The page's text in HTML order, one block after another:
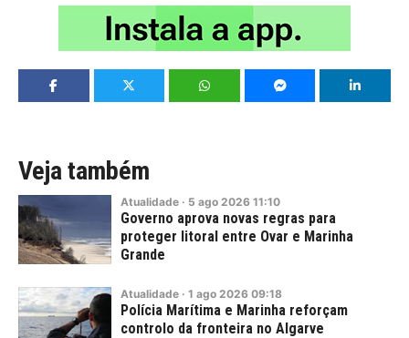
Veja também
Atualidade · 5 ago 2026 11:10
Governo aprova novas regras para
proteger litoral entre Ovar e Marinha
Grande
Atualidade · 1 ago 2026 09:18
Polícia Marítima e Marinha reforçam
controlo da fronteira no Algarve